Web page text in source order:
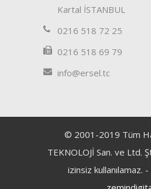
Kartal İSTANBUL
0216 518 72 25
0216 518 69 79
info@ersel.tc
© 2001-2019 Tüm
TEKNOLOJİ San. ve Ltd.
izinsiz kullanılamaz.